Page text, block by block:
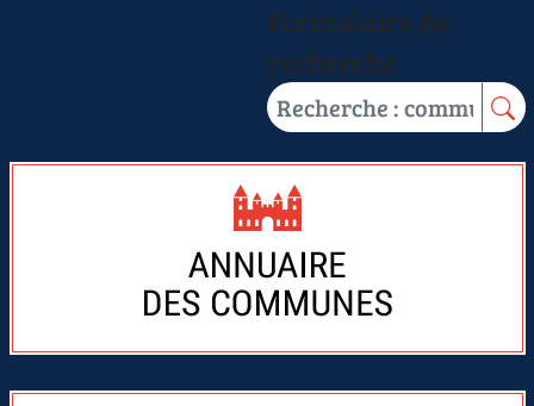
Formulaire de
recherche